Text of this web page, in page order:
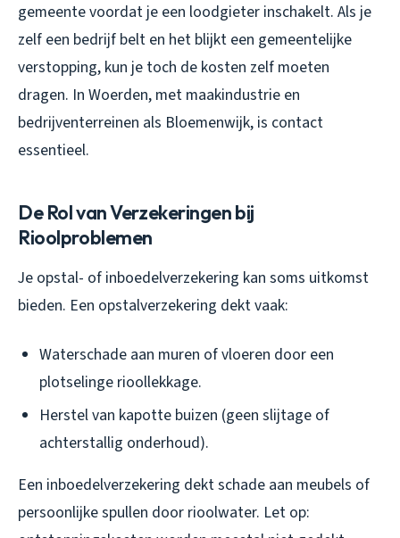
gemeente voordat je een loodgieter inschakelt. Als je
zelf een bedrijf belt en het blijkt een gemeentelijke
verstopping, kun je toch de kosten zelf moeten
dragen. In Woerden, met maakindustrie en
bedrijventerreinen als Bloemenwijk, is contact
essentieel.
De Rol van Verzekeringen bij
Rioolproblemen
Je opstal- of inboedelverzekering kan soms uitkomst
bieden. Een opstalverzekering dekt vaak:
Waterschade aan muren of vloeren door een
plotselinge rioollekkage.
Herstel van kapotte buizen (geen slijtage of
achterstallig onderhoud).
Een inboedelverzekering dekt schade aan meubels of
persoonlijke spullen door rioolwater. Let op: